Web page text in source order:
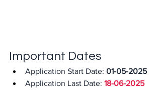
Important Dates
Application Start Date: 01-05-2025
Application Last Date: 18-06-2025